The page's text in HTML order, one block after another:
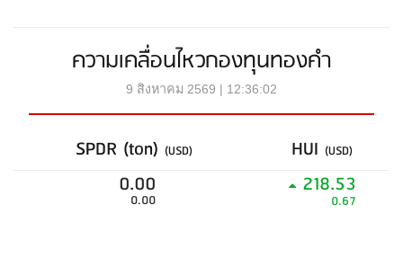
ความเคลื่อนไหวกองทุนทองคำ
9 สิงหาคม 2569 | 12:36:02
SPDR (ton) (USD) HUI (USD)
0.00
0.00
218.53
0.67